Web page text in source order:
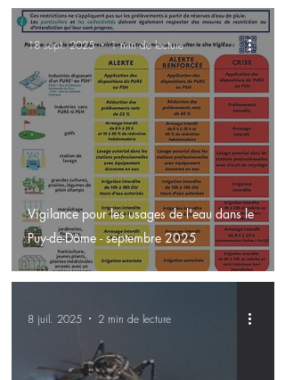
Vigilance pour les usages de l'eau dans le
Puy-de-Dôme - septembre 2025
18 sept. 2025 1 min de lecture
8 juil. 2025 2 min de lecture